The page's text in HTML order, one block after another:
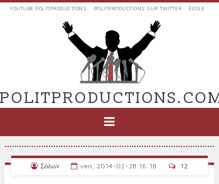
Aller
EXTERNES
POLIT'PRODUCTIONS
YOUTUBE POLITPRODUCTIONS POLITPRODUCTIONS SUR TWITTER ÉCOLE
PRINCIPALE
Σόλων ven, 2014-02-28 16:18 12